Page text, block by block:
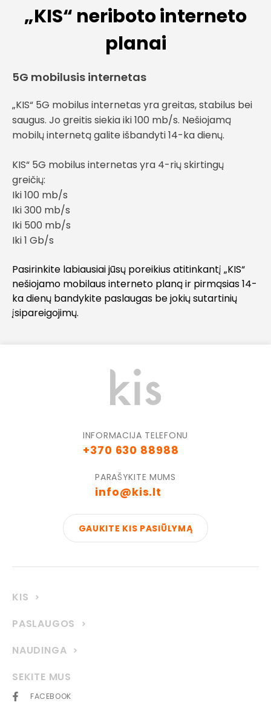
„KIS“ neriboto interneto
planai
5G mobilusis internetas
„KIS“ 5G mobilus internetas yra greitas, stabilus bei
saugus. Jo greitis siekia iki 100 mb/s. Nešiojamą
mobilų internetą galite išbandyti 14-ka dienų.
KIS“ 5G mobilus internetas yra 4-rių skirtingų
greičių:
Iki 100 mb/s
Iki 300 mb/s
Iki 500 mb/s
Iki 1 Gb/s
Pasirinkite labiausiai jūsų poreikius atitinkantį „KIS“
nešiojamo mobilaus interneto planą ir pirmąsias 14-
ka dienų bandykite paslaugas be jokių sutartinių
įsipareigojimų.
INFORMACIJA TELEFONU
+370 630 88988
PARAŠYKITE MUMS
info@kis.lt
GAUKITE KIS PASIŪLYMĄ
KIS
PASLAUGOS
NAUDINGA
SEKITE MUS
FACEBOOK